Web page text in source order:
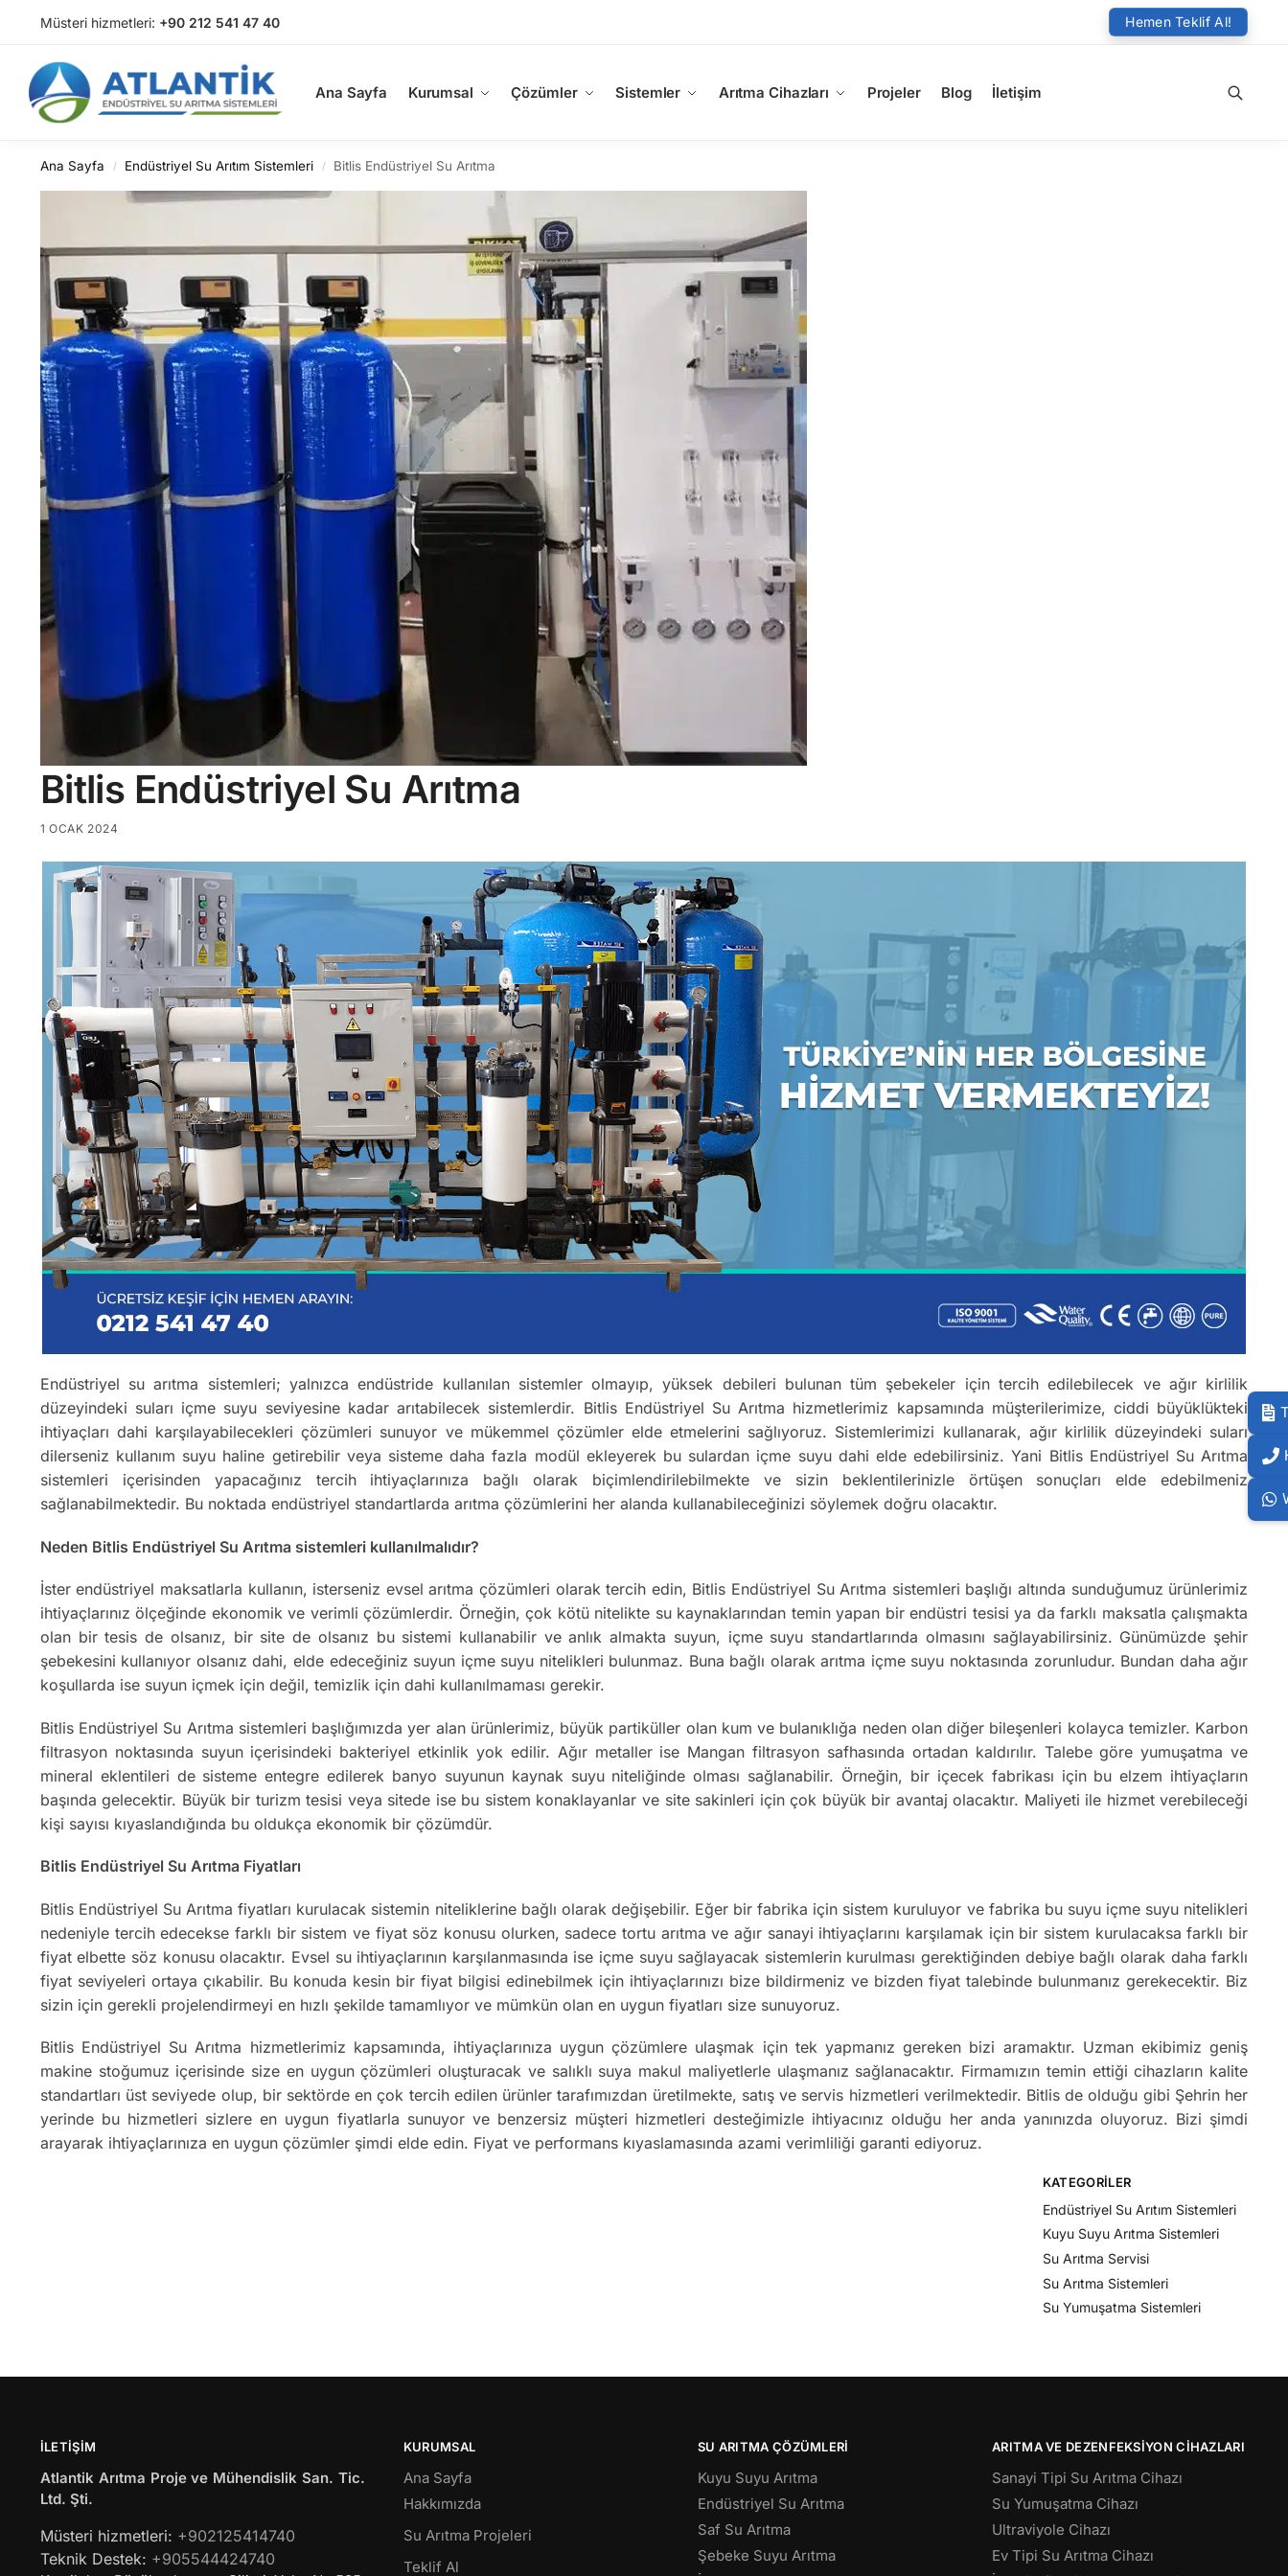
Müsteri hizmetleri: +90 212 541 47 40 Hemen Teklif Al!
Ana Sayfa Kurumsal Çözümler Sistemler Arıtma Cihazları Projeler Blog İletişim
Arama
Ara
Ana Sayfa / Endüstriyel Su Arıtım Sistemleri / Bitlis Endüstriyel Su Arıtma
Bitlis Endüstriyel Su Arıtma
1 OCAK 2024
Endüstriyel su arıtma sistemleri; yalnızca endüstride kullanılan sistemler olmayıp, yüksek debileri bulunan tüm şebekeler için tercih edilebilecek ve ağır kirlilik
düzeyindeki suları içme suyu seviyesine kadar arıtabilecek sistemlerdir. Bitlis Endüstriyel Su Arıtma hizmetlerimiz kapsamında müşterilerimize, ciddi büyüklükteki
ihtiyaçları dahi karşılayabilecekleri çözümleri sunuyor ve mükemmel çözümler elde etmelerini sağlıyoruz. Sistemlerimizi kullanarak, ağır kirlilik düzeyindeki suları
dilerseniz kullanım suyu haline getirebilir veya sisteme daha fazla modül ekleyerek bu sulardan içme suyu dahi elde edebilirsiniz. Yani Bitlis Endüstriyel Su Arıtma
sistemleri içerisinden yapacağınız tercih ihtiyaçlarınıza bağlı olarak biçimlendirilebilmekte ve sizin beklentilerinizle örtüşen sonuçları elde edebilmeniz
sağlanabilmektedir. Bu noktada endüstriyel standartlarda arıtma çözümlerini her alanda kullanabileceğinizi söylemek doğru olacaktır.
Neden Bitlis Endüstriyel Su Arıtma sistemleri kullanılmalıdır?
İster endüstriyel maksatlarla kullanın, isterseniz evsel arıtma çözümleri olarak tercih edin, Bitlis Endüstriyel Su Arıtma sistemleri başlığı altında sunduğumuz ürünlerimiz
ihtiyaçlarınız ölçeğinde ekonomik ve verimli çözümlerdir. Örneğin, çok kötü nitelikte su kaynaklarından temin yapan bir endüstri tesisi ya da farklı maksatla çalışmakta
olan bir tesis de olsanız, bir site de olsanız bu sistemi kullanabilir ve anlık almakta suyun, içme suyu standartlarında olmasını sağlayabilirsiniz. Günümüzde şehir
şebekesini kullanıyor olsanız dahi, elde edeceğiniz suyun içme suyu nitelikleri bulunmaz. Buna bağlı olarak arıtma içme suyu noktasında zorunludur. Bundan daha ağır
koşullarda ise suyun içmek için değil, temizlik için dahi kullanılmaması gerekir.
Bitlis Endüstriyel Su Arıtma sistemleri başlığımızda yer alan ürünlerimiz, büyük partiküller olan kum ve bulanıklığa neden olan diğer bileşenleri kolayca temizler. Karbon
filtrasyon noktasında suyun içerisindeki bakteriyel etkinlik yok edilir. Ağır metaller ise Mangan filtrasyon safhasında ortadan kaldırılır. Talebe göre yumuşatma ve
mineral eklentileri de sisteme entegre edilerek banyo suyunun kaynak suyu niteliğinde olması sağlanabilir. Örneğin, bir içecek fabrikası için bu elzem ihtiyaçların
başında gelecektir. Büyük bir turizm tesisi veya sitede ise bu sistem konaklayanlar ve site sakinleri için çok büyük bir avantaj olacaktır. Maliyeti ile hizmet verebileceği
kişi sayısı kıyaslandığında bu oldukça ekonomik bir çözümdür.
Bitlis Endüstriyel Su Arıtma Fiyatları
Bitlis Endüstriyel Su Arıtma fiyatları kurulacak sistemin niteliklerine bağlı olarak değişebilir. Eğer bir fabrika için sistem kuruluyor ve fabrika bu suyu içme suyu nitelikleri
nedeniyle tercih edecekse farklı bir sistem ve fiyat söz konusu olurken, sadece tortu arıtma ve ağır sanayi ihtiyaçlarını karşılamak için bir sistem kurulacaksa farklı bir
fiyat elbette söz konusu olacaktır. Evsel su ihtiyaçlarının karşılanmasında ise içme suyu sağlayacak sistemlerin kurulması gerektiğinden debiye bağlı olarak daha farklı
fiyat seviyeleri ortaya çıkabilir. Bu konuda kesin bir fiyat bilgisi edinebilmek için ihtiyaçlarınızı bize bildirmeniz ve bizden fiyat talebinde bulunmanız gerekecektir. Biz
sizin için gerekli projelendirmeyi en hızlı şekilde tamamlıyor ve mümkün olan en uygun fiyatları size sunuyoruz.
Bitlis Endüstriyel Su Arıtma hizmetlerimiz kapsamında, ihtiyaçlarınıza uygun çözümlere ulaşmak için tek yapmanız gereken bizi aramaktır. Uzman ekibimiz geniş
makine stoğumuz içerisinde size en uygun çözümleri oluşturacak ve salıklı suya makul maliyetlerle ulaşmanız sağlanacaktır. Firmamızın temin ettiği cihazların kalite
standartları üst seviyede olup, bir sektörde en çok tercih edilen ürünler tarafımızdan üretilmekte, satış ve servis hizmetleri verilmektedir. Bitlis de olduğu gibi Şehrin her
yerinde bu hizmetleri sizlere en uygun fiyatlarla sunuyor ve benzersiz müşteri hizmetleri desteğimizle ihtiyacınız olduğu her anda yanınızda oluyoruz. Bizi şimdi
arayarak ihtiyaçlarınıza en uygun çözümler şimdi elde edin. Fiyat ve performans kıyaslamasında azami verimliliği garanti ediyoruz.
KATEGORILER
Endüstriyel Su Arıtım Sistemleri
Kuyu Suyu Arıtma Sistemleri
Su Arıtma Servisi
Su Arıtma Sistemleri
Su Yumuşatma Sistemleri
İLETIŞIM
Atlantik Arıtma Proje ve Mühendislik San. Tic.
Ltd. Şti.
Müsteri hizmetleri: +902125414740
Teknik Destek: +905544424740
KURUMSAL
Ana Sayfa
Hakkımızda
Su Arıtma Projeleri
Teklif Al
SU ARITMA ÇÖZÜMLERI
Kuyu Suyu Arıtma
Endüstriyel Su Arıtma
Saf Su Arıtma
Şebeke Suyu Arıtma
ARITMA VE DEZENFEKSIYON CIHAZLARI
Sanayi Tipi Su Arıtma Cihazı
Su Yumuşatma Cihazı
Ultraviyole Cihazı
Ev Tipi Su Arıtma Cihazı